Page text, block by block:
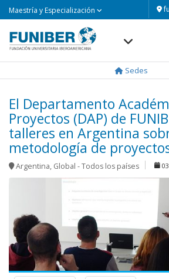
Maestría y Especialización
Sedes
El Departamento
Proyectos (DAP) de
talleres en Argentina
metodología de
Argentina, Global - Todos los países